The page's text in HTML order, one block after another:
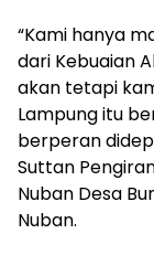
“Kami hanya
dari Kebuaian
akan tetapi
Lampung itu
berperan
Suttan
Nuban Desa
Nuban.